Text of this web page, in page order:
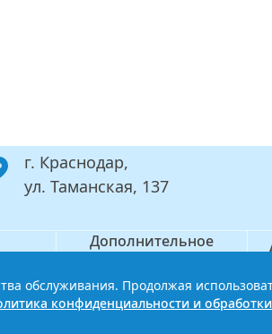
г. Краснодар,
ул. Таманская, 137
Дополнительное
профессиональное
колледжПолитика конфиденциальности
обслуживания. Продолжая
конфиденциальности и